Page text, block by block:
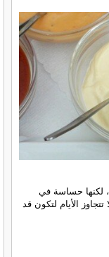
لكنها حساسة في
الأيام لتكون قد